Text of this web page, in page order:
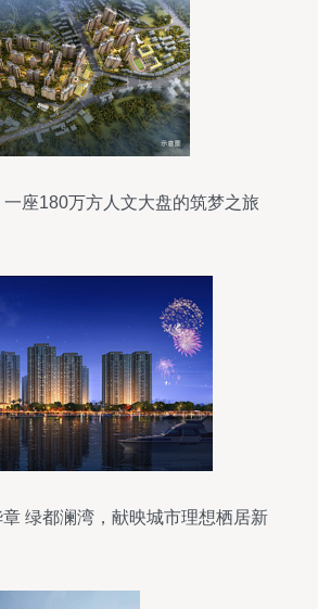
一座180万方人文大盘的筑梦之旅
绿都澜湾，献映城市理想栖居新